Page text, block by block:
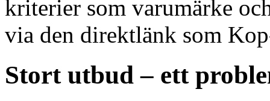
kriterier som varumärke
via den direktlänk som
Stort utbud – ett